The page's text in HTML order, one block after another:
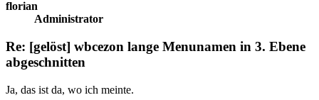
florian
Administrator
Re: [gelöst] wbcezon lange Menunamen in 3. Ebene
abgeschnitten
Ja, das ist da, wo ich meinte.